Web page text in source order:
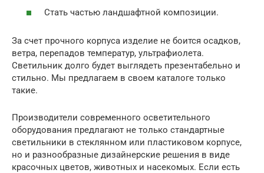
Стать частью ландшафтной композиции.
За счет прочного корпуса изделие не боится осадков,
ветра, перепадов температур, ультрафиолета.
Светильник долго будет выглядеть презентабельно и
стильно. Мы предлагаем в своем каталоге только
такие.
Производители современного осветительного
оборудования предлагают не только стандартные
светильники в стеклянном или пластиковом корпусе,
но и разнообразные дизайнерские решения в виде
красочных цветов, животных и насекомых. Если есть